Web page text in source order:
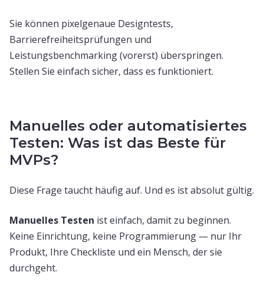
Sie können pixelgenaue Designtests,
Barrierefreiheitsprüfungen und
Leistungsbenchmarking (vorerst) überspringen.
Stellen Sie einfach sicher, dass es funktioniert.
Manuelles oder automatisiertes
Testen: Was ist das Beste für
MVPs?
Diese Frage taucht häufig auf. Und es ist absolut gültig.
Manuelles Testen ist einfach, damit zu beginnen.
Keine Einrichtung, keine Programmierung — nur Ihr
Produkt, Ihre Checkliste und ein Mensch, der sie
durchgeht.